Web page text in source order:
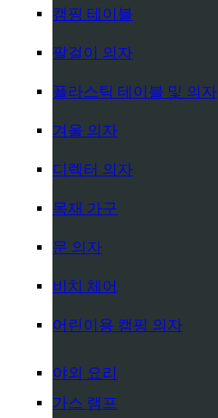
캠핑 테이블
팔걸이 의자
플라스틱 테이블 및 의자
겨울 의자
디렉터 의자
목재 가구
문 의자
비치 체어
어린이용 캠핑 의자
야외 요리
가스 램프